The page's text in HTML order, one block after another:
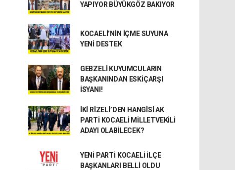
YAPIYOR BÜYÜKGÖZ BAKIYOR
KOCAELİ’NİN İÇME SUYUNA
YENİ DESTEK
GEBZELİ KUYUMCULARIN
BAŞKANINDAN ESKİÇARŞI
İSYANI!
İKİ RİZELİ’DEN HANGİSİ AK
PARTİ KOCAELİ MİLLETVEKİLİ
ADAYI OLABİLECEK?
YENİ PARTİ KOCAELİ İLÇE
BAŞKANLARI BELLİ OLDU